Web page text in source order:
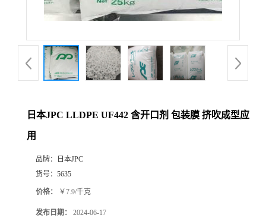
日本JPC LLDPE UF442 含开口剂 包装膜 挤吹成型应
用
品牌：
日本JPC
货号： 5635
价格： ￥7.9/千克
发布日期： 2024-06-17